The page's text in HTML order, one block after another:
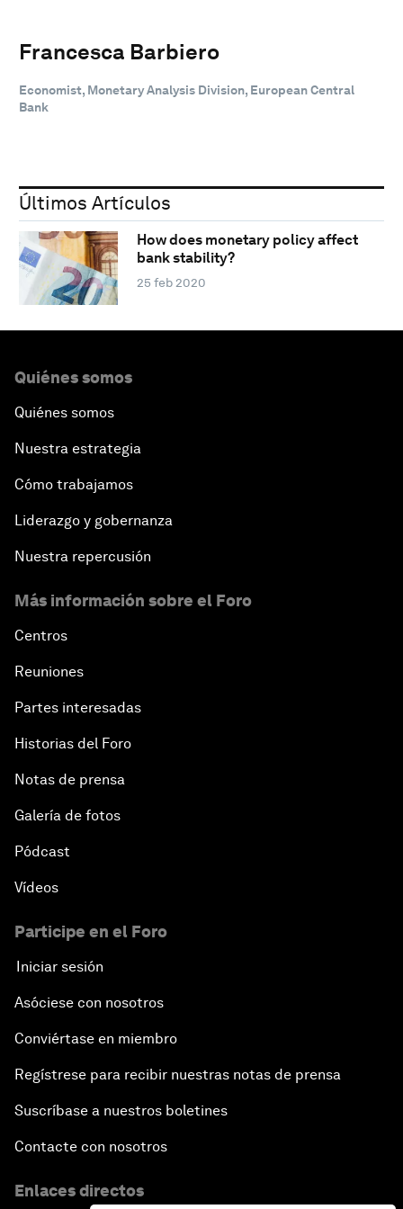
Francesca Barbiero
Economist, Monetary Analysis Division, European Central
Bank
Últimos Artículos
How does monetary policy affect
bank stability?
25 feb 2020
Quiénes somos
Quiénes somos
Nuestra estrategia
Cómo trabajamos
Liderazgo y gobernanza
Nuestra repercusión
Más información sobre el Foro
Centros
Reuniones
Partes interesadas
Historias del Foro
Notas de prensa
Galería de fotos
Pódcast
Vídeos
Participe en el Foro
Iniciar sesión
Asóciese con nosotros
Conviértase en miembro
Regístrese para recibir nuestras notas de prensa
Suscríbase a nuestros boletines
Contacte con nosotros
Enlaces directos